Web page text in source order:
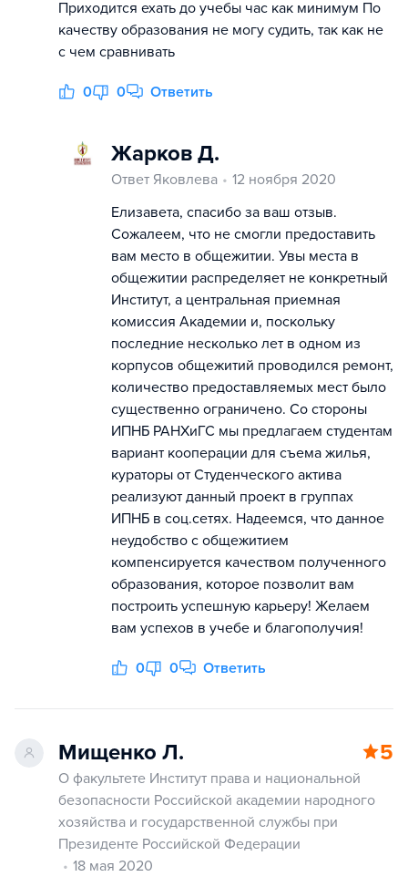
Приходится ехать до учебы час как минимум По
качеству образования не могу судить, так как не
с чем сравнивать
0 0 Ответить
Жарков Д.
Ответ Яковлева
12 ноября 2020
Елизавета, спасибо за ваш отзыв.
Сожалеем, что не смогли предоставить
вам место в общежитии. Увы места в
общежитии распределяет не конкретный
Институт, а центральная приемная
комиссия Академии и, поскольку
последние несколько лет в одном из
корпусов общежитий проводился ремонт,
количество предоставляемых мест было
существенно ограничено. Со стороны
ИПНБ РАНХиГС мы предлагаем студентам
вариант кооперации для съема жилья,
кураторы от Студенческого актива
реализуют данный проект в группах
ИПНБ в соц.сетях. Надеемся, что данное
неудобство с общежитием
компенсируется качеством полученного
образования, которое позволит вам
построить успешную карьеру! Желаем
вам успехов в учебе и благополучия!
0 0 Ответить
Мищенко Л. 5
О факультете Институт права и национальной
безопасности Российской академии народного
хозяйства и государственной службы при
Президенте Российской Федерации
18 мая 2020